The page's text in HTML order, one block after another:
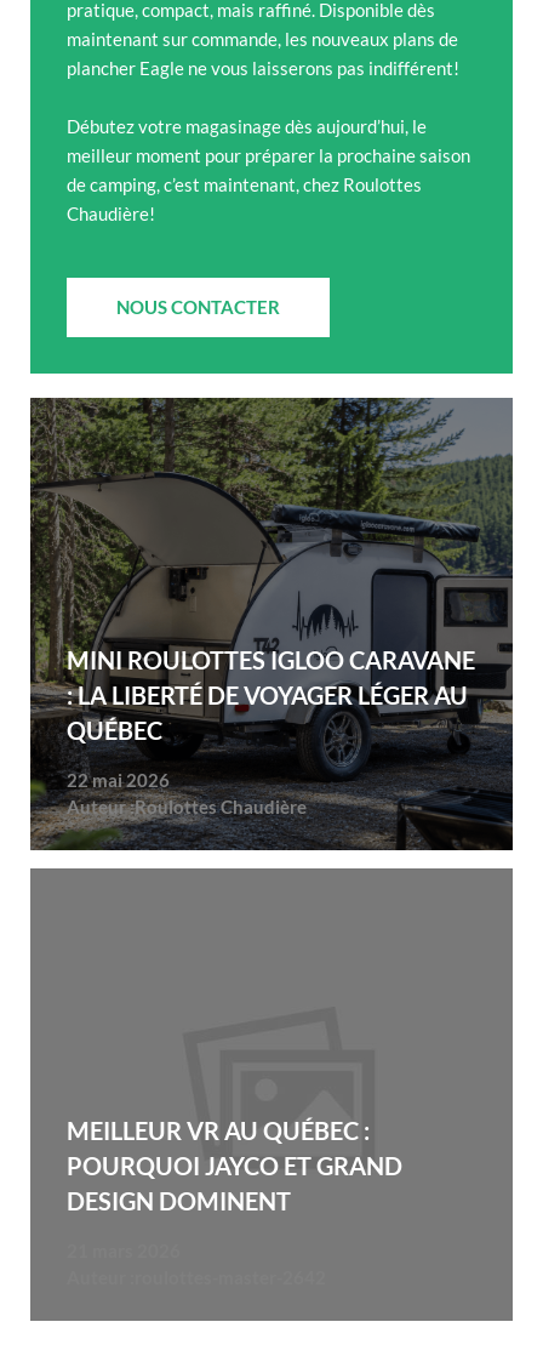
pratique, compact, mais raffiné. Disponible dès
maintenant sur commande, les nouveaux plans de
plancher Eagle ne vous laisserons pas indifférent!
Débutez votre magasinage dès aujourd’hui, le
meilleur moment pour préparer la prochaine saison
de camping, c’est maintenant, chez Roulottes
Chaudière!
NOUS CONTACTER
MINI ROULOTTES IGLOO CARAVANE
: LA LIBERTÉ DE VOYAGER LÉGER AU
QUÉBEC
22 mai 2026
Auteur :Roulottes Chaudière
MEILLEUR VR AU QUÉBEC :
POURQUOI JAYCO ET GRAND
DESIGN DOMINENT